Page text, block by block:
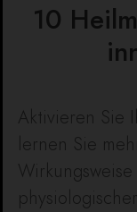
10
Aktivieren Sie
lernen Sie